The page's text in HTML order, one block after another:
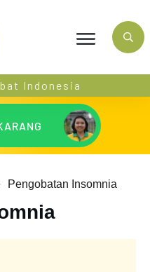
Indonesia
Pengobatan Insomnia